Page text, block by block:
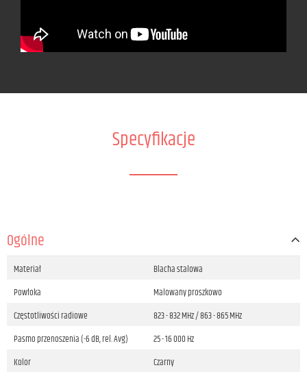
Specyfikacje
Ogólne
Materiał
Blacha stalowa
Powłoka
Malowany proszkowo
Częstotliwości radiowe
823 - 832 MHz / 863 - 865 MHz
Pasmo przenoszenia (-6 dB, rel. Avg)
25 - 16 000 Hz
Kolor
Czarny